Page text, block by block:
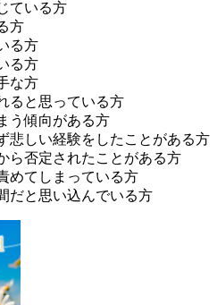
ている方
方
る方
る方
な方
ると思っている方
う傾向がある方
悲しい経験をしたことがある方
ら否定されたことがある方
めてしまっている方
だと思い込んでいる方